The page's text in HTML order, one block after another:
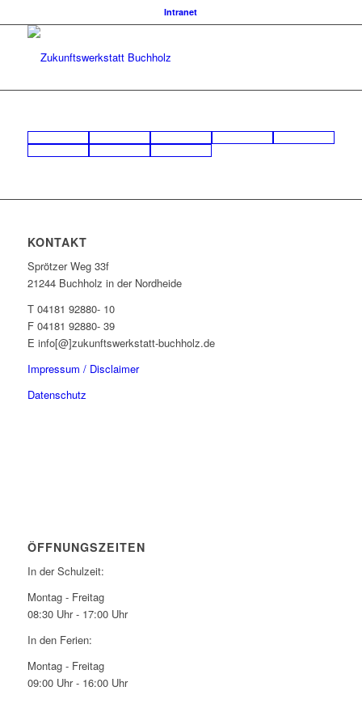
Intranet
KONTAKT
Sprötzer Weg 33f
21244 Buchholz in der Nordheide
T 04181 92880- 10
F 04181 92880- 39
E info[@]zukunftswerkstatt-buchholz.de
Impressum / Disclaimer
Datenschutz
ÖFFNUNGSZEITEN
In der Schulzeit:
Montag - Freitag
08:30 Uhr - 17:00 Uhr
In den Ferien:
Montag - Freitag
09:00 Uhr - 16:00 Uhr